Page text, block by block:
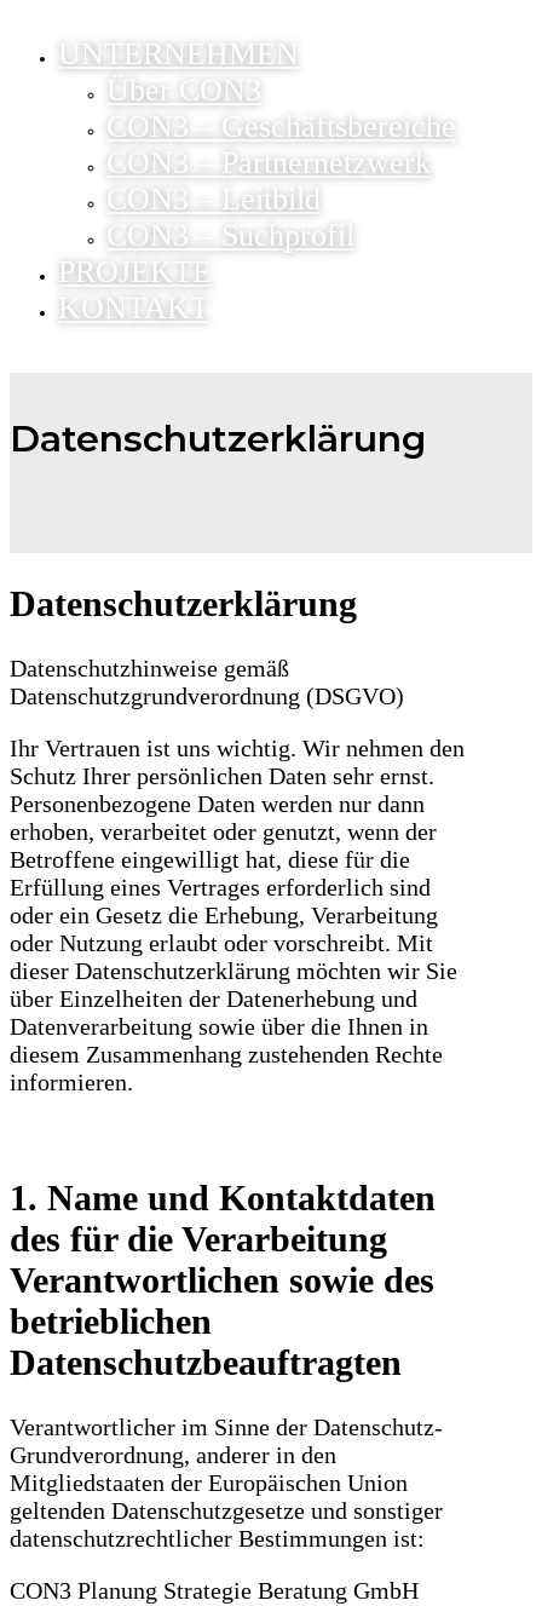
UNTERNEHMEN
Über CON3
CON3 – Geschäftsbereiche
CON3 – Partnernetzwerk
CON3 – Leitbild
CON3 – Suchprofil
PROJEKTE
KONTAKT
Datenschutzerklärung
Datenschutzerklärung
Datenschutzhinweise gemäß
Datenschutzgrundverordnung (DSGVO)
Ihr Vertrauen ist uns wichtig. Wir nehmen den
Schutz Ihrer persönlichen Daten sehr ernst.
Personenbezogene Daten werden nur dann
erhoben, verarbeitet oder genutzt, wenn der
Betroffene eingewilligt hat, diese für die
Erfüllung eines Vertrages erforderlich sind
oder ein Gesetz die Erhebung, Verarbeitung
oder Nutzung erlaubt oder vorschreibt. Mit
dieser Datenschutzerklärung möchten wir Sie
über Einzelheiten der Datenerhebung und
Datenverarbeitung sowie über die Ihnen in
diesem Zusammenhang zustehenden Rechte
informieren.
1. Name und Kontaktdaten
des für die Verarbeitung
Verantwortlichen sowie des
betrieblichen
Datenschutzbeauftragten
Verantwortlicher im Sinne der Datenschutz-
Grundverordnung, anderer in den
Mitgliedstaaten der Europäischen Union
geltenden Datenschutzgesetze und sonstiger
datenschutzrechtlicher Bestimmungen ist:
CON3 Planung Strategie Beratung GmbH